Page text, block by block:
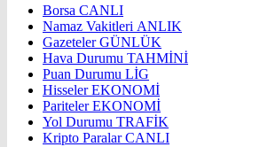
Borsa CANLI
Namaz Vakitleri ANLIK
GazetelerGÜNLÜK
Hava Durumu TAHMİNİ
Puan Durumu LİG
HisselerEKONOMİ
ParitelerEKONOMİ
Yol Durumu TRAFİK
Kripto ParalarCANLI